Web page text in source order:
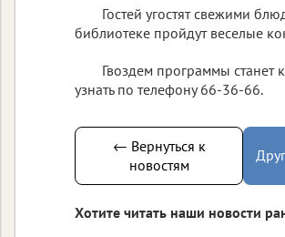
Гостей угостят свежими
библиотеке пройдут веселые
Гвоздем программы станет
узнать по телефону 66-36-66.
← Вернуться к
новостям
Хотите читать наши новости